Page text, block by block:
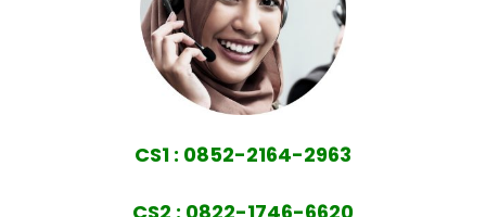
CS1 : 0852-2164-2963